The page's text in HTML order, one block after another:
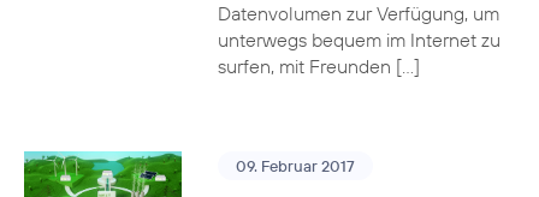
Datenvolumen zur Verfügung, um
unterwegs bequem im Internet zu
surfen, mit Freunden […]
09. Februar 2017